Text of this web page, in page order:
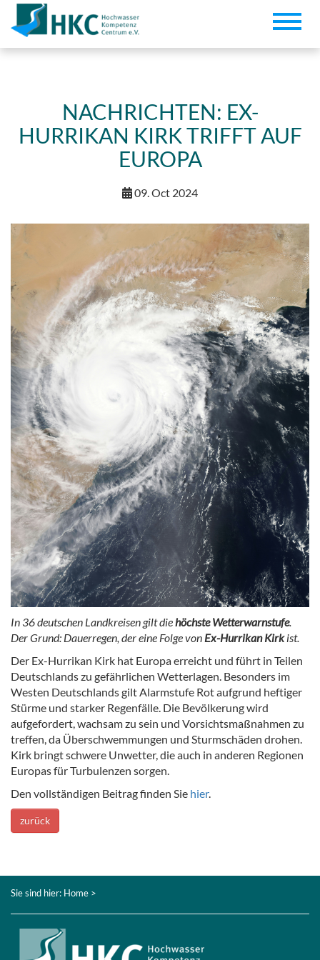
Toggle
NACHRICHTEN: EX-
HURRIKAN KIRK TRIFFT AUF
EUROPA
09. Oct 2024
In 36 deutschen Landkreisen gilt diehöchste Wetterwarnstufe.
Der Grund: Dauerregen, der eine Folge von Ex-Hurrikan Kirkist.
Der Ex-Hurrikan Kirk hat Europa erreicht und führt in Teilen
Deutschlands zu gefährlichen Wetterlagen. Besonders im
Westen Deutschlands gilt Alarmstufe Rot aufgrund heftiger
Stürme und starker Regenfälle. Die Bevölkerung wird
aufgefordert, wachsam zu sein und Vorsichtsmaßnahmen zu
treffen, da Überschwemmungen und Sturmschäden drohen.
Kirk bringt schwere Unwetter, die auch in anderen Regionen
Europas für Turbulenzen sorgen.
Den vollständigen Beitrag finden Sie hier.
zurück
Sie sind hier: Home >